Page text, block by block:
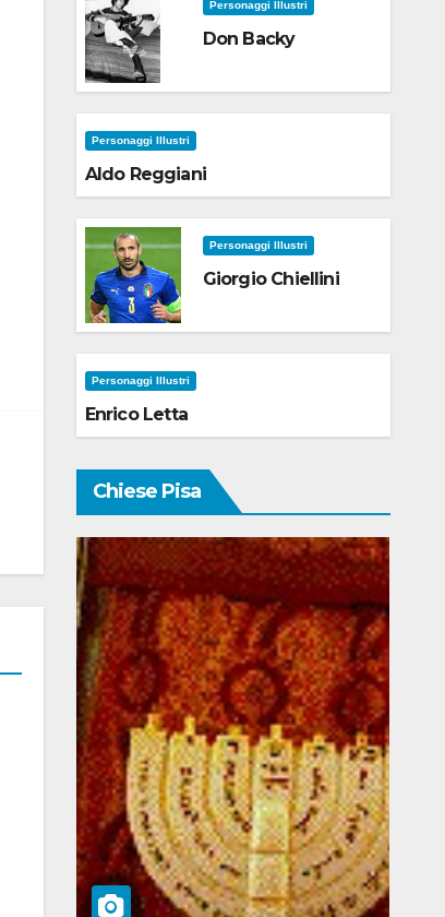
Personaggi Illustri
Don Backy
Personaggi Illustri
Aldo Reggiani
Personaggi Illustri
Giorgio Chiellini
Personaggi Illustri
Enrico Letta
Chiese Pisa